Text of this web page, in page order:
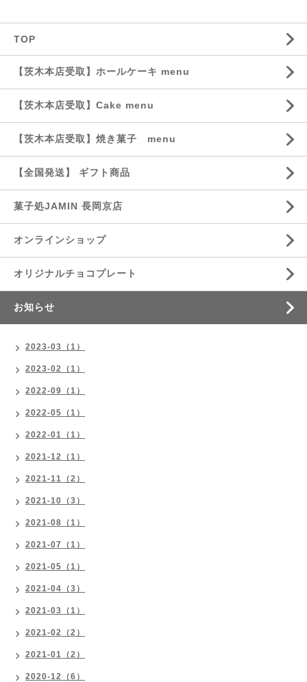
TOP
【茨木本店受取】ホールケーキ menu
【茨木本店受取】Cake menu
【茨木本店受取】焼き菓子 menu
【全国発送】 ギフト商品
菓子処JAMIN 長岡京店
オンラインショップ
オリジナルチョコプレート
お知らせ
2023-03（1）
2023-02（1）
2022-09（1）
2022-05（1）
2022-01（1）
2021-12（1）
2021-11（2）
2021-10（3）
2021-08（1）
2021-07（1）
2021-05（1）
2021-04（3）
2021-03（1）
2021-02（2）
2021-01（2）
2020-12（6）